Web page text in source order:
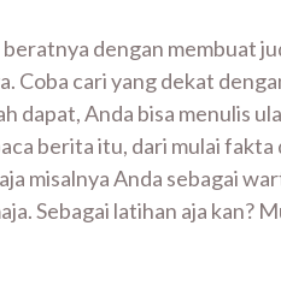
dengan membuat
Coba cari yang dekat
dapat, Anda bisa menulis
berita itu, dari mulai fakta
misalnya Anda sebagai
Sebagai latihan aja kan?